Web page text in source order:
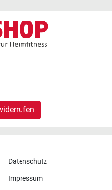
Datenschutz
Impressum